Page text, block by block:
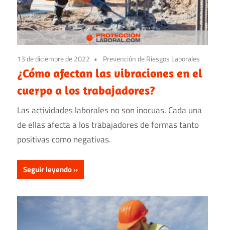
13 de diciembre de 2022 Prevención de Riesgos Laborales
¿Cómo afectan las vibraciones en el
cuerpo a los trabajadores?
Las actividades laborales no son inocuas. Cada una
de ellas afecta a los trabajadores de formas tanto
positivas como negativas.
Seguir leyendo